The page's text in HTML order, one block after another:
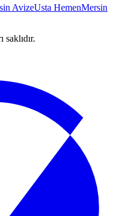
AvizeUsta HemenMersin
saklıdır.